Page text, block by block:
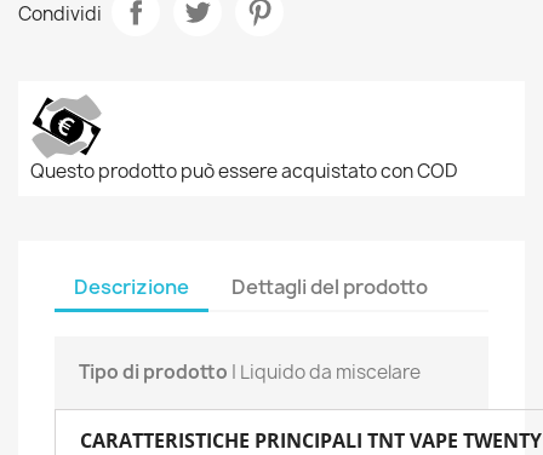
Condividi
Questo prodotto può essere acquistato con COD
Descrizione Dettagli del prodotto
Tipo di prodotto | Liquido da miscelare
CARATTERISTICHE PRINCIPALI TNT VAPE